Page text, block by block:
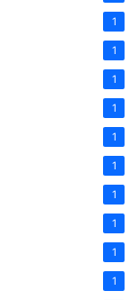
1
1
1
1
1
1
1
1
1
1